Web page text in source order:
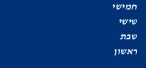
חמישי
שישי
שבת
ראשון